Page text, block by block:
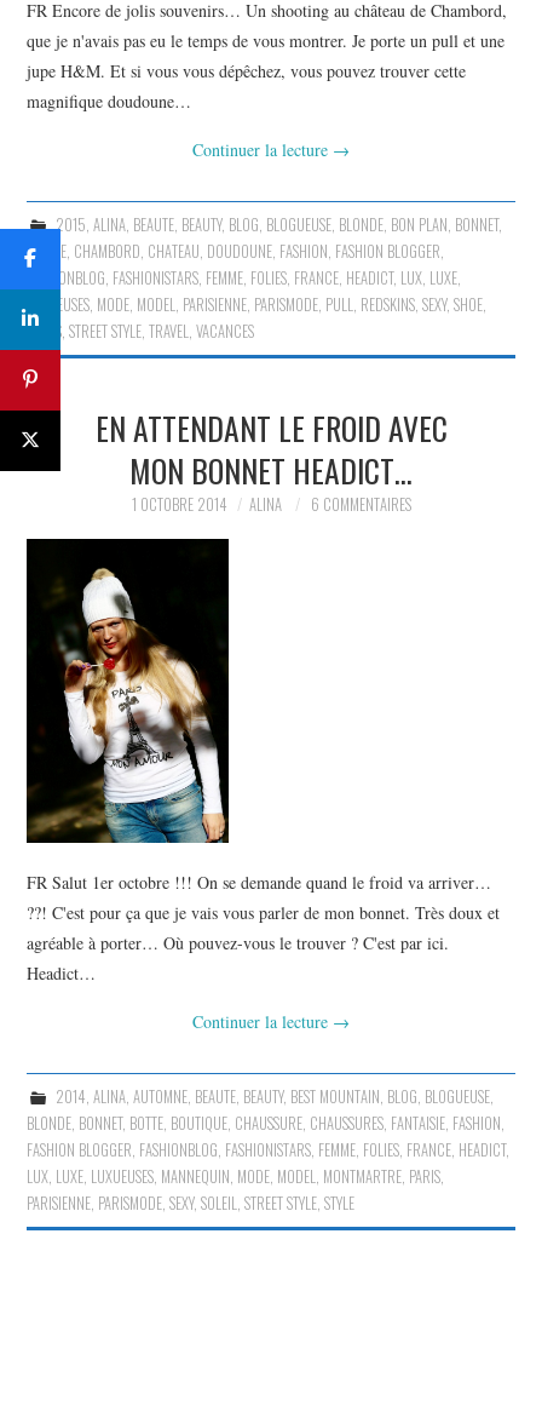
FR Encore de jolis souvenirs… Un shooting au château de Chambord,
que je n'avais pas eu le temps de vous montrer. Je porte un pull et une
jupe H&M. Et si vous vous dépêchez, vous pouvez trouver cette
magnifique doudoune…
Continuer la lecture →
2015, ALINA, BEAUTE, BEAUTY, BLOG, BLOGUEUSE, BLONDE, BON PLAN, BONNET,
CASTLE, CHAMBORD, CHATEAU, DOUDOUNE, FASHION, FASHION BLOGGER,
FASHIONBLOG, FASHIONISTARS, FEMME, FOLIES, FRANCE, HEADICT, LUX, LUXE,
LUXUEUSES, MODE, MODEL, PARISIENNE, PARISMODE, PULL, REDSKINS,SEXY,SHOE,
SHOES,STREET STYLE,TRAVEL,VACANCES
EN ATTENDANT LE FROID AVEC
MON BONNET HEADICT…
1 OCTOBRE 2014 ALINA 6 COMMENTAIRES
FR Salut 1er octobre !!! On se demande quand le froid va arriver…
??! C'est pour ça que je vais vous parler de mon bonnet. Très doux et
agréable à porter… Où pouvez-vous le trouver ? C'est par ici.
Headict…
Continuer la lecture →
2014, ALINA, AUTOMNE, BEAUTE, BEAUTY, BEST MOUNTAIN, BLOG, BLOGUEUSE,
BLONDE, BONNET, BOTTE, BOUTIQUE, CHAUSSURE, CHAUSSURES, FANTAISIE, FASHION,
FASHION BLOGGER, FASHIONBLOG, FASHIONISTARS, FEMME, FOLIES, FRANCE, HEADICT,
LUX, LUXE, LUXUEUSES, MANNEQUIN, MODE, MODEL, MONTMARTRE, PARIS,
PARISIENNE, PARISMODE,SEXY,SOLEIL,STREET STYLE,STYLE